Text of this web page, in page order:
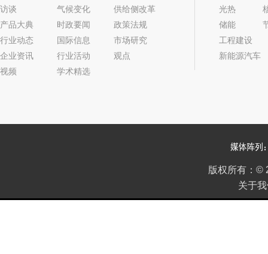
访谈
气候变化
供给侧改革
产品大典
时政要闻
政策法规
行业动态
国际信息
市场研究
企业资讯
行业活动
观点
视频
学术精选
光热
储能
工程建设
新能源汽车
版权所有： ©
关于